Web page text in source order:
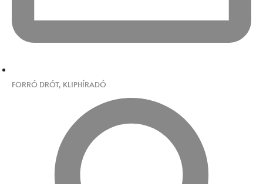
FORRÓ DRÓT, KLIPHÍRADÓ